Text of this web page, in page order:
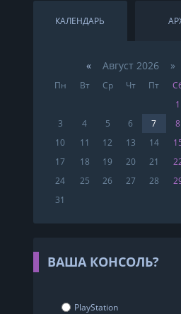
КАЛЕНДАРЬ
« Август 2026 »
Пн Вт Ср Чт Пт
1
3
4 5 6 7 8
10
11 12 13 14
17
18 19 20 21
24
25 26 27 28
31
ВАША КОНСОЛЬ?
PlayStation